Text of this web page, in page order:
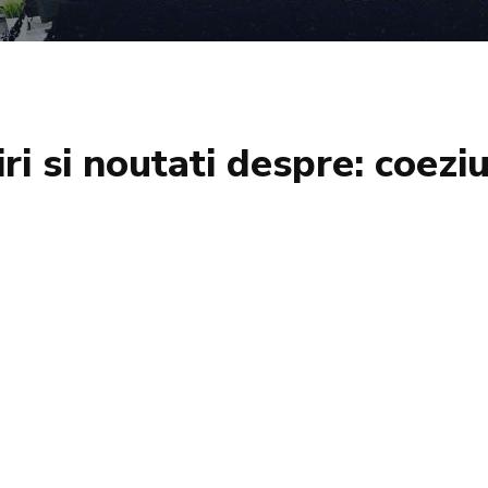
si noutati despre: